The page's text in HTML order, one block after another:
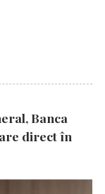
Banca
direct în